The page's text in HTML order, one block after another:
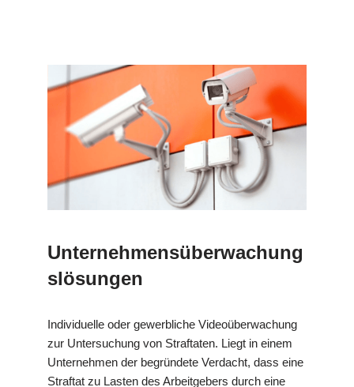
Unternehmensüberwachung
slösungen
Individuelle oder gewerbliche Videoüberwachung
zur Untersuchung von Straftaten. Liegt in einem
Unternehmen der begründete Verdacht, dass eine
Straftat zu Lasten des Arbeitgebers durch eine